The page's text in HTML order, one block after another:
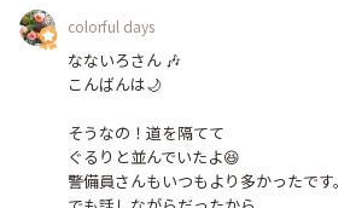
colorful days
なないろさん 🎶
こんばんは🌙
そうなの！道を隔てて
ぐるりと並んでいたよ😆
警備員さんもいつもより多かったです。